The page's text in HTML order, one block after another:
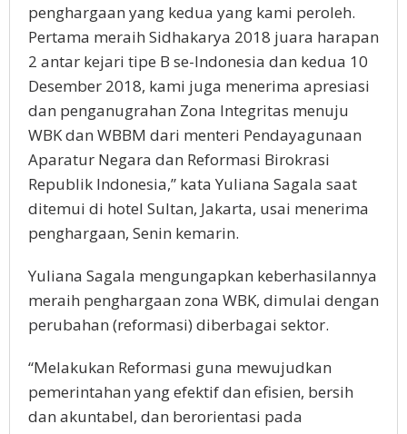
penghargaan yang kedua yang kami peroleh.
Pertama meraih Sidhakarya 2018 juara harapan
2 antar kejari tipe B se-Indonesia dan kedua 10
Desember 2018, kami juga menerima apresiasi
dan penganugrahan Zona Integritas menuju
WBK dan WBBM dari menteri Pendayagunaan
Aparatur Negara dan Reformasi Birokrasi
Republik Indonesia,” kata Yuliana Sagala saat
ditemui di hotel Sultan, Jakarta, usai menerima
penghargaan, Senin kemarin.
Yuliana Sagala mengungapkan keberhasilannya
meraih penghargaan zona WBK, dimulai dengan
perubahan (reformasi) diberbagai sektor.
“Melakukan Reformasi guna mewujudkan
pemerintahan yang efektif dan efisien, bersih
dan akuntabel, dan berorientasi pada